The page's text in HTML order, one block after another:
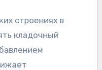
кладочный